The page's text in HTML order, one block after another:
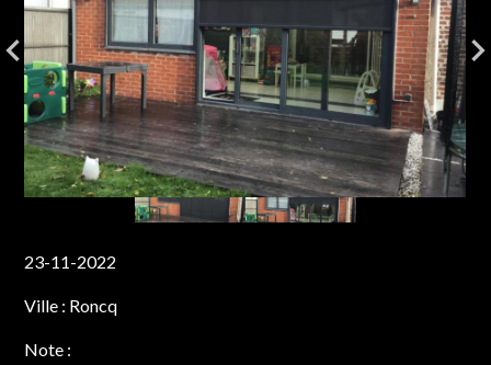
23-11-2022
Ville : Roncq
Note :